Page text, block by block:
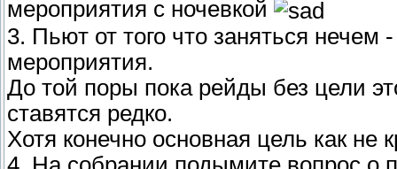
мероприятия с ночевкой
3. Пьют от того что заняться
мероприятия.
До той поры пока рейды без цели
ставятся редко.
Хотя конечно основная цель как не